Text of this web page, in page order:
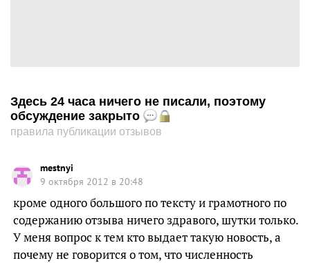
Здесь 24 часа ничего не писали, поэтому
обсуждение закрыто
правила публикации отзывов
mestnyi
9 октября 2012 в 20:48
кроме одного большого по тексту и грамотного по
содержанию отзыва ничего здравого, шутки только.
У меня вопрос к тем кто выдает такую новость, а
почему не говорится о том, что численность